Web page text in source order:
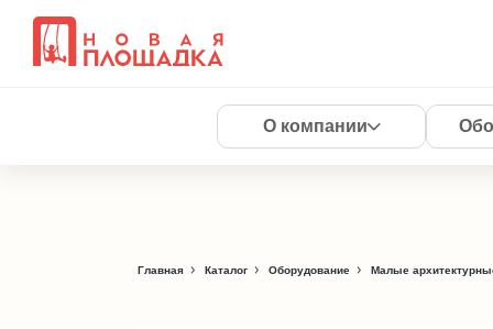
О компании
Главная Каталог Оборудование Малые